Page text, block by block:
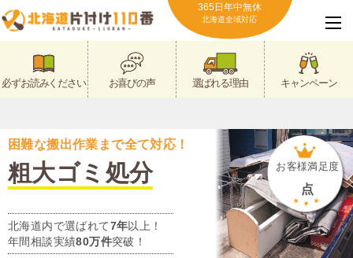
365日年中無休
北海道全域対応
必ずお読みください お喜びの声 選ばれる理由 キャンペーン
困難な搬出作業まで全て対応！
粗大ゴミ処分
北海道内で選ばれて7年以上！
年間相談実績80万件突破！
お客様満足度
点